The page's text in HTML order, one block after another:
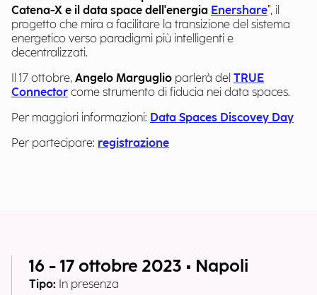
Catena-X e il data space dell'energia Enershare”, il
progetto che mira a facilitare la transizione del sistema
energetico verso paradigmi più intelligenti e
decentralizzati.
Il 17 ottobre, Angelo Marguglio parlerà del TRUE
Connector come strumento di fiducia nei data spaces.
Per maggiori informazioni: Data Spaces Discovey Day
Per partecipare: registrazione
16 - 17 ottobre 2023 • Napoli
Tipo: In presenza